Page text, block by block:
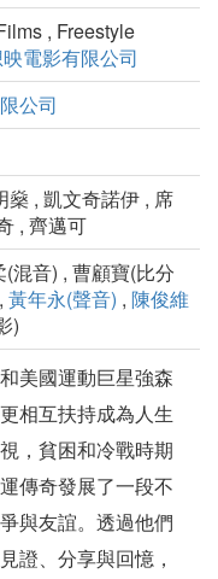
, Freestyle
電影有限公司
公司
燊 , 凱文奇諾伊 , 席
, 齊邁可
混音) , 曹顧寶(比分
黃年永(聲音) , 陳俊維
)
美國運動巨星強森
相互扶持成為人生
，貧困和冷戰時期
傳奇發展了一段不
與友誼。透過他們
證、分享與回憶，